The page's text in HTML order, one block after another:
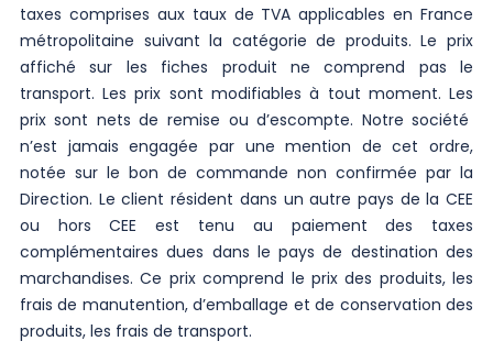
taxes comprises aux taux de TVA applicables en France
métropolitaine suivant la catégorie de produits. Le prix
affiché sur les fiches produit ne comprend pas le
transport. Les prix sont modifiables à tout moment. Les
prix sont nets de remise ou d’escompte. Notre société
n’est jamais engagée par une mention de cet ordre,
notée sur le bon de commande non confirmée par la
Direction. Le client résident dans un autre pays de la CEE
ou hors CEE est tenu au paiement des taxes
complémentaires dues dans le pays de destination des
marchandises. Ce prix comprend le prix des produits, les
frais de manutention, d’emballage et de conservation des
produits, les frais de transport.